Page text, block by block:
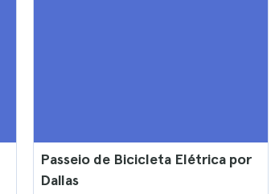
Passeio de Bicicleta Elétrica por
Dallas